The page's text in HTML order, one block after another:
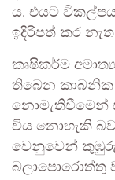
ය. එයට
ඉදිරිපත් කර
කෘෂිකර්ම
තිබෙන කාබනික
නොමැතිවීමෙන්
විය නොහැකි
වෙනුවෙන්
බලාපොරොත්තු